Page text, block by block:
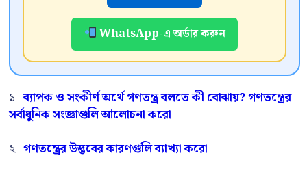
WhatsApp-এ অর্ডার করুন
১।ব্যাপক ও সংকীর্ণ অর্থে গণতন্ত্র বলতে কী বোঝায়? গণতন্ত্রের
সর্বাধুনিক সংজ্ঞাগুলি আলোচনা করো
২। গণতন্ত্রের উদ্ভবের কারণগুলি ব্যাখ্যা করো